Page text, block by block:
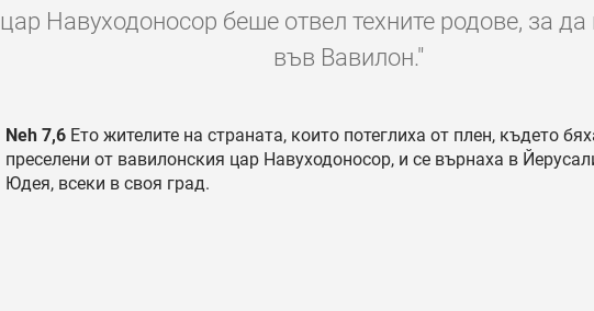
цар Навуходоносор беше отвел техните родове, за да
във Вавилон."
Neh 7,6 Ето жителите на страната, които потеглиха от плен, където
преселени от вавилонския цар Навуходоносор, и се върнаха в
Юдея, всеки в своя град.